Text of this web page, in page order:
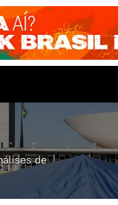
de